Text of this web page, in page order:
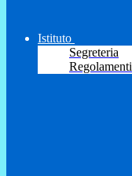
Istituto
Segreteria
Regolamenti